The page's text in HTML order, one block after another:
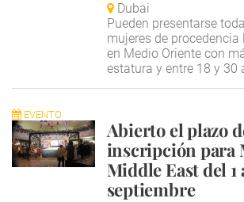
Dubai
Pueden presentarse
mujeres de
en Medio Oriente con
estatura y entre 18 y 30
EVENTO
Abierto el plazo
inscripción para
Middle East del 1
septiembre